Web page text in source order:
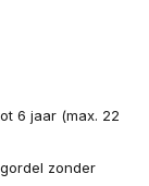
6 jaar (max. 22
zonder